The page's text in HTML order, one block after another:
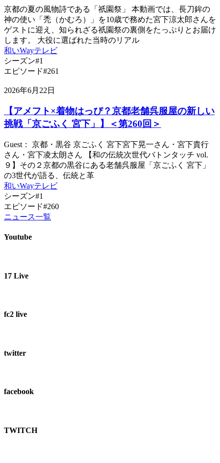
京都の夏の風物詩である「祇園祭」 本動画では、長刀鉾の
神の使い「禿（かむろ）」を10歳で務めた宮下涼太郎さんを
ゲストに迎え、知られざる祇園祭の裏側をたっぷりとお届け
します。 大役に選ばれた当時のリアル
和いWayテレビ
シーズン#1
エピソード#261
2026年6月22日
【アメフト×着物はっぴ？京都老舗呉服屋の新しい
挑戦「京ごふく 宮下」】＜第260回＞
Guest： 京都・黒谷 京ごふく 宮下宮下晃一さん・宮下貴行
さん・宮下凌太朗さん 【和の伝統次世代バトンタッチ vol.
９】その２京都の黒谷にある老舗呉服屋「京ごふく 宮下」
の3世代が語る、伝統と革
和いWayテレビ
シーズン#1
エピソード#260
ニュース一覧
Youtube
17 Live
fc2 live
twitter
facebook
TWITCH​